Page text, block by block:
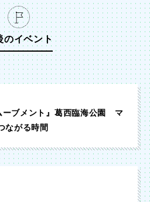
のイベント
ーブメント』葛西臨海公園 マ
ながる時間